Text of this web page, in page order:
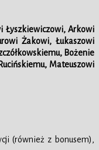
Łyszkiewiczowi, Arkowi
Żakowi, Łukaszowi
Bożenie
Mateuszowi
(również z bonusem),